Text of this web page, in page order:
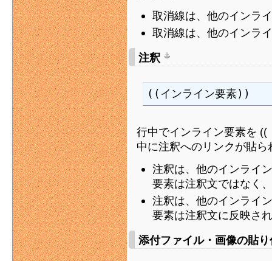
取消線は、他のインラ
取消線は、他のインラ
注釈
((インライン要素))
行中でインライン要素を ((
中に注釈へのリンクが貼ら
注釈は、他のインライ
要素は注釈文ではなく
注釈は、他のインライ
要素は注釈文に反映さ
添付ファイル・画像の貼